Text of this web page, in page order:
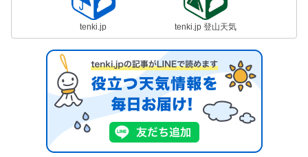
tenki.jp tenki.jp 登山天気